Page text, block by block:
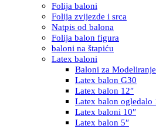
Folija baloni
Folija zvijezde i srca
Natpis od balona
Folija balon figura
baloni na štapiću
Latex baloni
Baloni za Modeliranje
Latex balon G30
Latex balon 12″
Latex balon ogledalo
Latex baloni 10″
Latex balon 5″